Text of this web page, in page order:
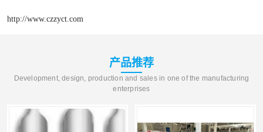
http://www.czzyct.com
产品推荐
Development, design, production and sales in one of the manufacturing
enterprises